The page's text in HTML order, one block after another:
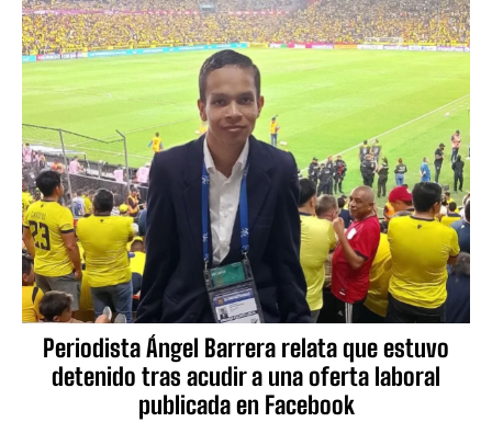
Periodista Ángel Barrera relata que estuvo
detenido tras acudir a una oferta laboral
publicada en Facebook